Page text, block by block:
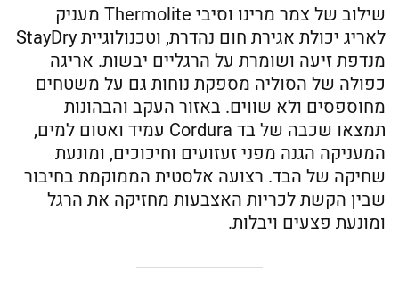
שילוב של צמר מרינו וסיבי Thermolite מעניק
לאריג יכולת אגירת חום נהדרת, וטכנולוגיית StayDry
מנדפת זיעה ושומרת על הרגליים יבשות. אריגה
כפולה של הסוליה מספקת נוחות גם על משטחים
מחוספסים ולא שווים. באזור העקב והבהונות
תמצאו שכבה של בד Cordura עמיד ואטום למים,
המעניקה הגנה מפני זעזועים וחיכוכים, ומונעת
שחיקה של הבד. רצועה אלסטית הממוקמת בחיבור
שבין הקשת לכריות האצבעות מחזיקה את הרגל
ומונעת פצעים ויבלות.